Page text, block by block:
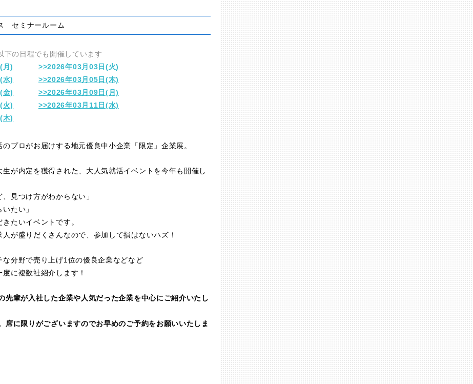
セミナールーム
の日程でも開催しています
月)
>>2026年03月03日(火)
水)
>>2026年03月05日(木)
金)
>>2026年03月09日(月)
火)
>>2026年03月11日(水)
木)
のプロがお届けする地元優良中小企業「限定」企業展。
が内定を獲得された、大人気就活イベントを今年も開催し
見つけ方がわからない」
たい」
たいイベントです。
が盛りだくさんなので、参加して損はないハズ！
分野で売り上げ1位の優良企業などなど
に複数社紹介します！
輩が入社した企業や人気だった企業を中心にご紹介いたし
に限りがございますのでお早めのご予約をお願いいたしま